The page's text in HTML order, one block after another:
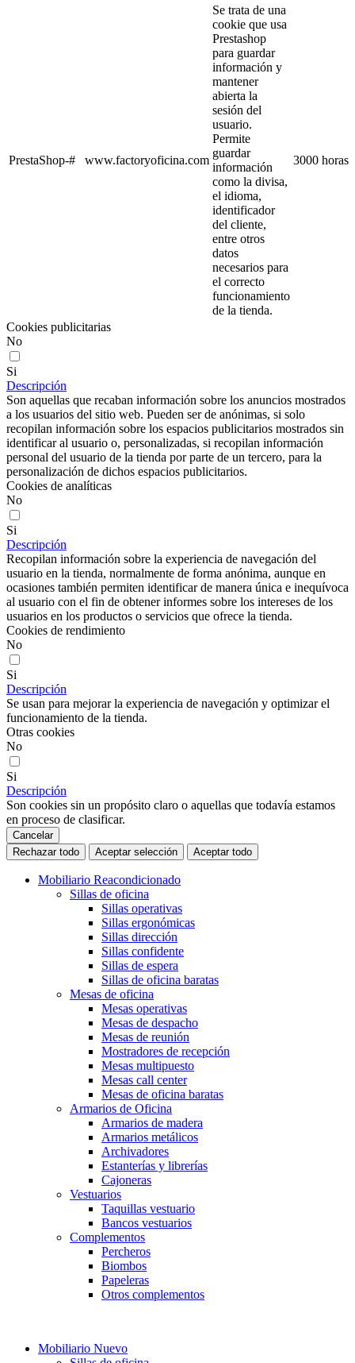
PrestaShop-# www.factoryoficina.com
Se trata de una
cookie que usa
Prestashop
para guardar
información y
mantener
abierta la
sesión del
usuario.
Permite
guardar
información
como la divisa,
el idioma,
identificador
del cliente,
entre otros
datos
necesarios para
el correcto
funcionamiento
de la tienda.
3000 horas
Cookies publicitarias
No
Si
Descripción
Son aquellas que recaban información sobre los anuncios mostrados
a los usuarios del sitio web. Pueden ser de anónimas, si solo
recopilan información sobre los espacios publicitarios mostrados sin
identificar al usuario o, personalizadas, si recopilan información
personal del usuario de la tienda por parte de un tercero, para la
personalización de dichos espacios publicitarios.
Cookies de analíticas
No
Si
Descripción
Recopilan información sobre la experiencia de navegación del
usuario en la tienda, normalmente de forma anónima, aunque en
ocasiones también permiten identificar de manera única e inequívoca
al usuario con el fin de obtener informes sobre los intereses de los
usuarios en los productos o servicios que ofrece la tienda.
Cookies de rendimiento
No
Si
Descripción
Se usan para mejorar la experiencia de navegación y optimizar el
funcionamiento de la tienda.
Otras cookies
No
Si
Descripción
Son cookies sin un propósito claro o aquellas que todavía estamos
en proceso de clasificar.
Cancelar
Rechazar todo
Aceptar selección Aceptar todo
Mobiliario Reacondicionado
Sillas de oficina
Sillas operativas
Sillas ergonómicas
Sillas dirección
Sillas confidente
Sillas de espera
Sillas de oficina baratas
Mesas de oficina
Mesas operativas
Mesas de despacho
Mesas de reunión
Mostradores de recepción
Mesas multipuesto
Mesas call center
Mesas de oficina baratas
Armarios de Oficina
Armarios de madera
Armarios metálicos
Archivadores
Estanterías y librerías
Cajoneras
Vestuarios
Taquillas vestuario
Bancos vestuarios
Complementos
Percheros
Biombos
Papeleras
Otros complementos
Mobiliario Nuevo